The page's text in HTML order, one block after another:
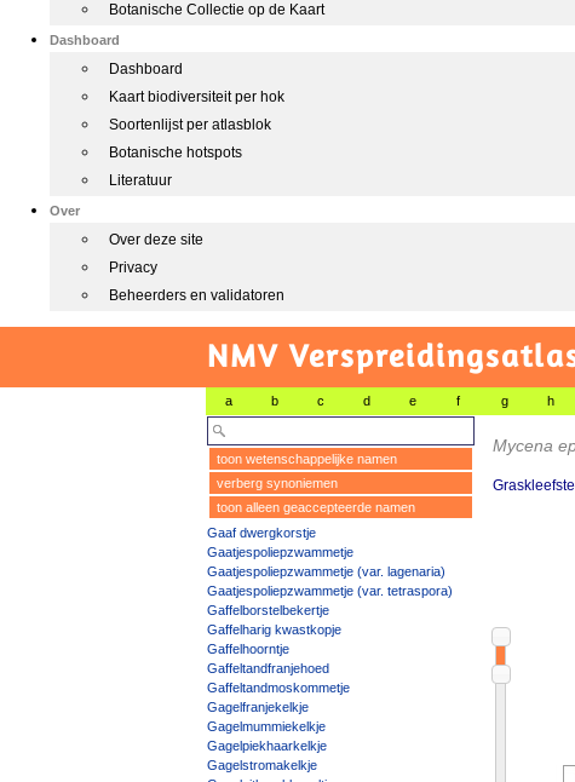
Botanische Collectie op de Kaart
Dashboard
Dashboard
Kaart biodiversiteit per hok
Soortenlijst per atlasblok
Botanische hotspots
Literatuur
Over
Over deze site
Privacy
Beheerders en validatoren
NMV
a b c d e f g h
toon wetenschappelijke namen
verberg synoniemen
toon alleen geaccepteerde namen
Gaaf dwergkorstje
Gaatjespoliepzwammetje
Gaatjespoliepzwammetje (var. lagenaria)
Gaatjespoliepzwammetje (var. tetraspora)
Gaffelborstelbekertje
Gaffelharig kwastkopje
Gaffelhoorntje
Gaffeltandfranjehoed
Gaffeltandmoskommetje
Gagelfranjekelkje
Gagelmummiekelkje
Gagelpiekhaarkelkje
Gagelstromakelkje
Mycena